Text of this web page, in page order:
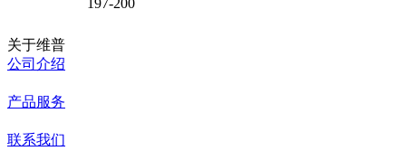
197-200
关于维普
公司介绍
产品服务
联系我们